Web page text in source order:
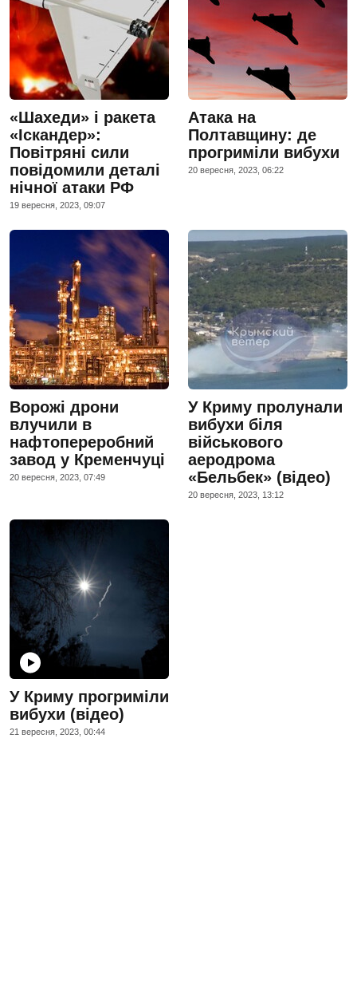
«Шахеди» і ракета
«Іскандер»:
Повітряні сили
повідомили деталі
нічної атаки РФ
19 вересня, 2023, 09:07
Атака на
Полтавщину: де
прогриміли вибухи
20 вересня, 2023, 06:22
Ворожі дрони
влучили в
нафтопереробний
завод у Кременчуці
20 вересня, 2023, 07:49
У Криму пролунали
вибухи біля
військового
аеродрома
«Бельбек» (відео)
20 вересня, 2023, 13:12
У Криму прогриміли
вибухи (відео)
21 вересня, 2023, 00:44